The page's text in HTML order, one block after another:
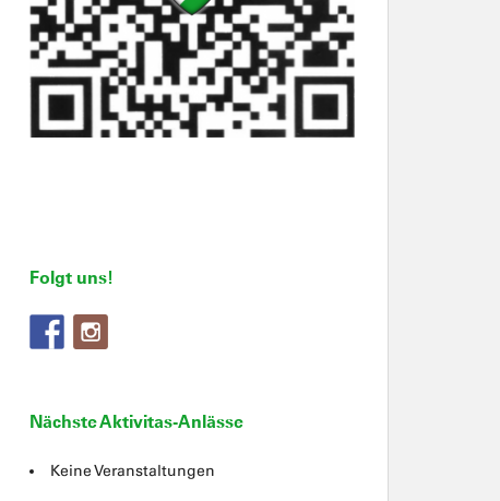
Folgt uns!
Nächste Aktivitas-Anlässe
Keine Veranstaltungen